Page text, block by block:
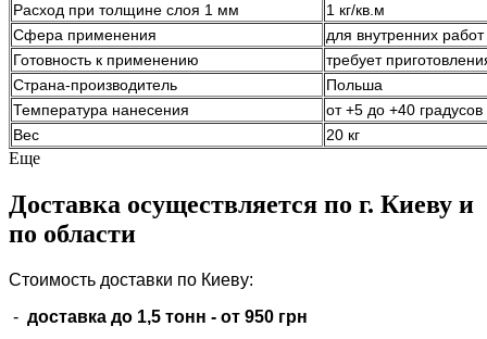
Расход при толщине слоя 1 мм
1 кг/кв.м
Сфера применения
для внутренних работ
Готовность к применению
требует
Страна-производитель
Польша
Температура нанесения
от +5 до +40 градусов
Вес
20 кг
Еще
Доставка осуществляется по г. Киеву и
по области
Стоимость доставки по Киеву:
- доставка до 1,5 тонн - от 950 грн